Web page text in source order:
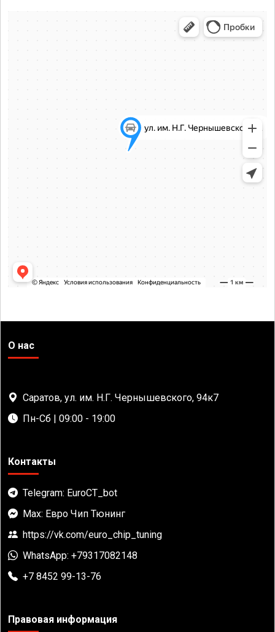
О нас
Саратов, ул. им. Н.Г. Чернышевского, 94к7
Пн-Сб | 09:00 - 19:00
Контакты
Telegram: EuroCT_bot
Max: Евро Чип Тюнинг
https://vk.com/euro_chip_tuning
WhatsApp: +79317082148
+7 8452 99-13-76
Правовая информация